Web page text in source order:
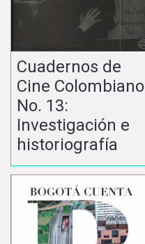
Cuadernos de
Cine Colombiano
No. 13:
Investigación e
historiografía